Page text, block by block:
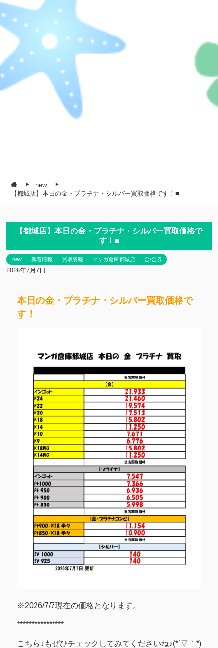
new
【都城店】本日の金・プラチナ・シルバー買取価格です！■
【都城店】本日の金・プラチナ・シルバー買取価格で
す！■
new 新着情報 買取情報 マンガ倉庫都城店 金/金券
2026年7月7日
本日の金・プラチナ・シルバー買取価格で
す！
※2026/7/7現在の価格となります。
****************
こちら↓もぜひチェックしてみてくださいね♪(*´▽｀*)